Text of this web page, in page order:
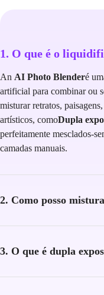
1. O que é o
An AI Photo Blenderé
artificial para combinar ou
misturar retratos,
artísticos, comoDupla
perfeitamente mesclados-
camadas manuais.
2. Como posso
3. O que é dupla